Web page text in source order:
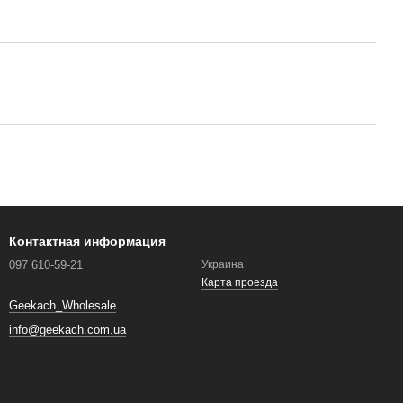
Контактная информация
097 610-59-21
Geekach_Wholesale
info@geekach.com.ua
Украина
Карта проезда